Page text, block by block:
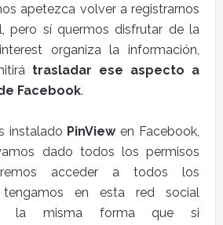
apetezca volver a registrarnos
pero sí quermos disfrutar de la
organiza la información,
trasladar ese aspecto a
Facebook.
instalado PinViewen Facebook,
dado todos los permisos
acceder a todos los
en esta red social
la misma forma que si